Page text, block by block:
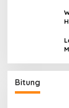
Bitung